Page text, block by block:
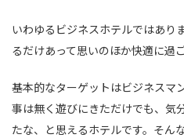
いわゆるビジネスホテルではあり
るだけあって思いのほか快適に過
基本的なターゲットはビジネスマ
事は無く遊びにきただけでも、気
たな、と思えるホテルです。そん